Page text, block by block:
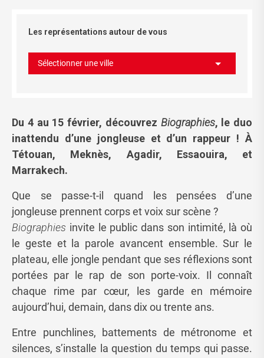
Les représentations autour de vous
Sélectionner une ville
Du 4 au 15 février, découvrez Biographies, le duo
inattendu d’une jongleuse et d’un rappeur ! À
Tétouan, Meknès, Agadir, Essaouira, et
Marrakech.
Que se passe-t-il quand les pensées d’une
jongleuse prennent corps et voix sur scène ?
Biographies invite le public dans son intimité, là où
le geste et la parole avancent ensemble. Sur le
plateau, elle jongle pendant que ses réflexions sont
portées par le rap de son porte-voix. Il connaît
chaque rime par cœur, les garde en mémoire
aujourd’hui, demain, dans dix ou trente ans.
Entre punchlines, battements de métronome et
silences, s’installe la question du temps qui passe.